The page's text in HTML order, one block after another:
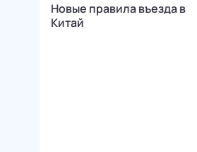
Новые правила въезда в
Китай